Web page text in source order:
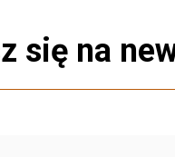
się na